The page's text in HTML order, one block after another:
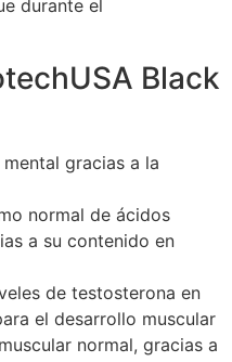
durante el
Black
gracias a la
normal de ácidos
a su contenido en
de testosterona en
el desarrollo muscular
normal, gracias a